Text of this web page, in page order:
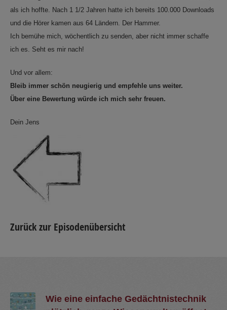
als ich hoffte. Nach 1 1/2 Jahren hatte ich bereits 100.000 Downloads
und die Hörer kamen aus 64 Ländern. Der Hammer.
Ich bemühe mich, wöchentlich zu senden, aber nicht immer schaffe
ich es. Seht es mir nach!
Und vor allem:
Bleib immer schön neugierig und empfehle uns weiter.
Über eine Bewertung würde ich mich sehr freuen.
Dein Jens
Zurück zur Episodenübersicht
Wie eine einfache Gedächtnistechnik